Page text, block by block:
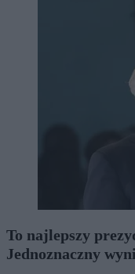
To najlepszy
Jednoznaczny